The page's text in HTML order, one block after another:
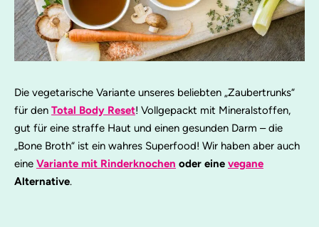
Die vegetarische Variante unseres beliebten „Zaubertrunks“
für den Total Body Reset! Vollgepackt mit Mineralstoffen,
gut für eine straffe Haut und einen gesunden Darm – die
„Bone Broth“ ist ein wahres Superfood! Wir haben aber auch
eine Variante mit Rinderknochen oder eine vegane
Alternative.